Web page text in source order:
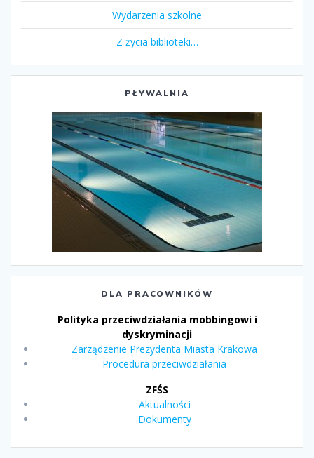
Wydarzenia szkolne
Z życia biblioteki…
PŁYWALNIA
DLA PRACOWNIKÓW
Polityka przeciwdziałania mobbingowi i
dyskryminacji
Zarządzenie Prezydenta Miasta Krakowa
Procedura przeciwdziałania
ZFŚS
Aktualności
Dokumenty